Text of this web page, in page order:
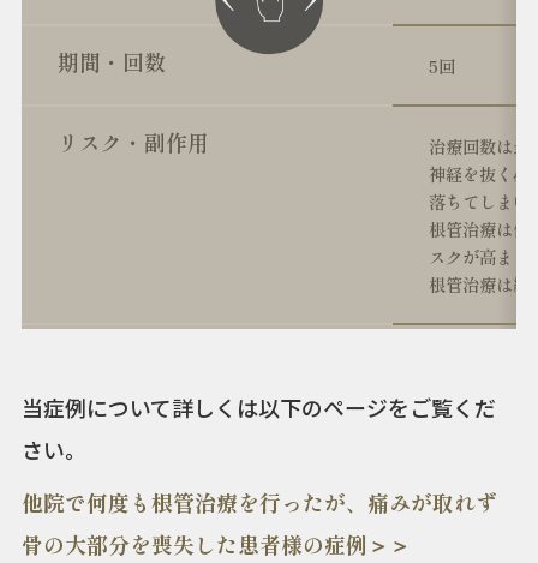
期間・回数 5回
リスク・副作用
治療回数は最
神経を抜く必
落ちてしまい
根管治療は何
スクが高まり
根管治療は繰
当症例について詳しくは以下のページをご覧くだ
さい。
他院で何度も根管治療を行ったが、痛みが取れず
骨の大部分を喪失した患者様の症例＞＞